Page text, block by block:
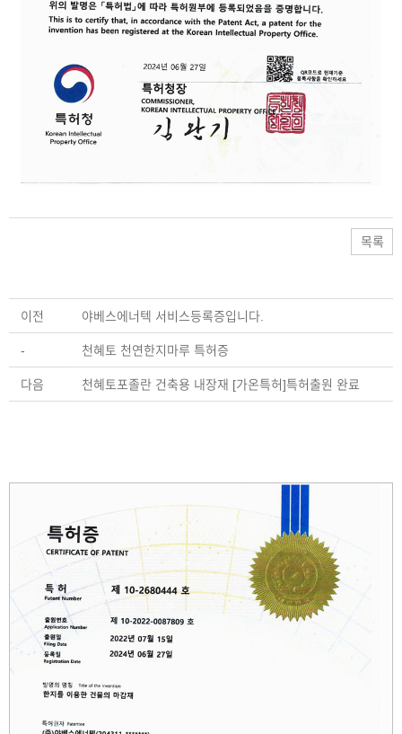
목록
이전 야베스에너텍 서비스등록증입니다.
- 천혜토 천연한지마루 특허증
다음 천혜토포졸란 건축용 내장재 [가온특허]특허출원 완료